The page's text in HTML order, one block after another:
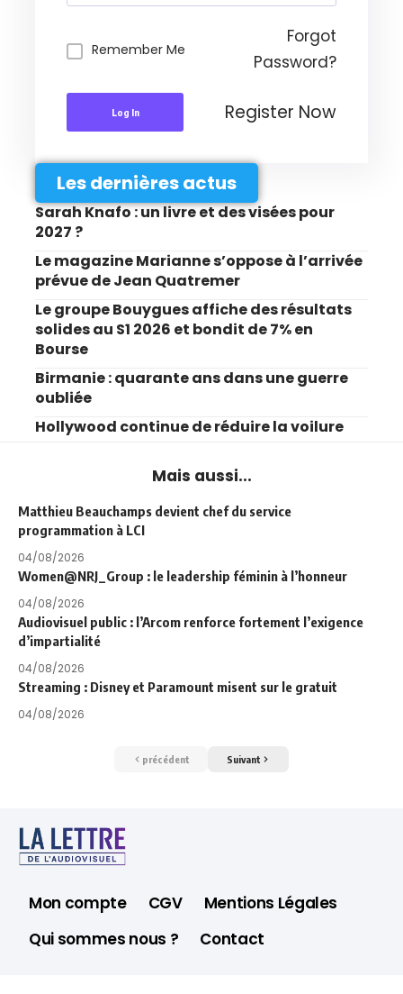
Remember Me
Forgot
Password?
Log In Register Now
Les dernières actus
Sarah Knafo : un livre et des visées pour
2027 ?
Le magazine Marianne s’oppose à l’arrivée
prévue de Jean Quatremer
Le groupe Bouygues affiche des résultats
solides au S1 2026 et bondit de 7% en
Bourse
Birmanie : quarante ans dans une guerre
oubliée
Hollywood continue de réduire la voilure
Mais aussi...
Matthieu Beauchamps devient chef du service
programmation à LCI
04/08/2026
Women@NRJ_Group : le leadership féminin à l’honneur
04/08/2026
Audiovisuel public : l’Arcom renforce fortement l’exigence
d’impartialité
04/08/2026
Streaming : Disney et Paramount misent sur le gratuit
04/08/2026
précédent Suivant
Mon compte CGV
Mentions Légales
Qui sommes nous ?
Contact